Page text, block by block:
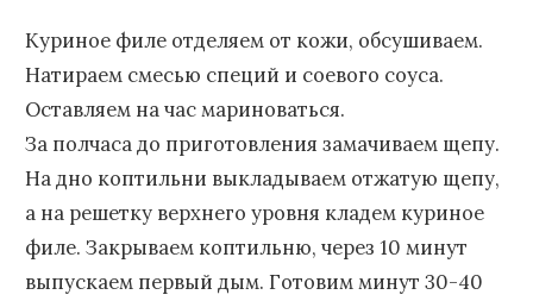
Куриное филе отделяем от кожи, обсушиваем.
Натираем смесью специй и соевого соуса.
Оставляем на час мариноваться.
За полчаса до приготовления замачиваем щепу.
На дно коптильни выкладываем отжатую щепу,
а на решетку верхнего уровня кладем куриное
филе. Закрываем коптильню, через 10 минут
выпускаем первый дым. Готовим минут 30-40